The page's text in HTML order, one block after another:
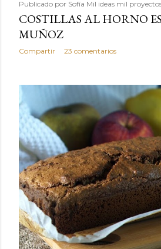
Publicado por Sofía Mil ideas mil
COSTILLAS AL HORNO
MUÑOZ
Compartir 23 comentarios